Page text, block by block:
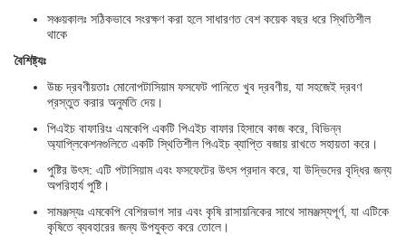
সঞ্চয়কালঃ সঠিকভাবে সংরক্ষণ করা হলে সাধারণত বেশ কয়েক বছর ধরে স্থিতিশীল
থাকে
বৈশিষ্ট্যঃ
উচ্চ দ্রবণীয়তাঃ মোনোপটাসিয়াম ফসফেট পানিতে খুব দ্রবণীয়, যা সহজেই দ্রবণ
প্রস্তুত করার অনুমতি দেয়।
পিএইচ বাফারিংঃ এমকেপি একটি পিএইচ বাফার হিসাবে কাজ করে, বিভিন্ন
অ্যাপ্লিকেশনগুলিতে একটি স্থিতিশীল পিএইচ ব্যাপ্তি বজায় রাখতে সহায়তা করে।
পুষ্টির উৎস: এটি পটাসিয়াম এবং ফসফেটের উৎস প্রদান করে, যা উদ্ভিদের বৃদ্ধির জন্য
অপরিহার্য পুষ্টি।
সামঞ্জস্যঃ এমকেপি বেশিরভাগ সার এবং কৃষি রাসায়নিকের সাথে সামঞ্জস্যপূর্ণ, যা এটিকে
কৃষিতে ব্যবহারের জন্য উপযুক্ত করে তোলে।